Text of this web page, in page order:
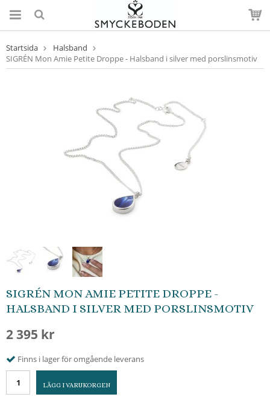
Startsida
Halsband
SIGRÉN Mon Amie Petite Droppe - Halsband i silver med porslinsmotiv
SIGRÉN MON AMIE PETITE DROPPE -
HALSBAND I SILVER MED PORSLINSMOTIV
2 395 kr
Finns i lager för omgående leverans
LÄGG I VARUKORGEN